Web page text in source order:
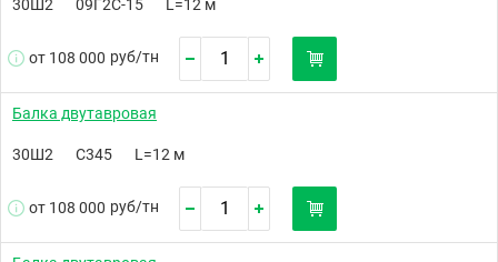
30Ш2 09Г2С-15 L=12 м
от 108 000 руб/тн
Балка двутавровая
30Ш2 С345 L=12 м
от 108 000 руб/тн